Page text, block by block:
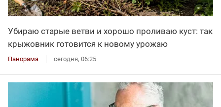
Убираю старые ветви и хорошо проливаю куст: так
крыжовник готовится к новому урожаю
Панорама сегодня, 06:25